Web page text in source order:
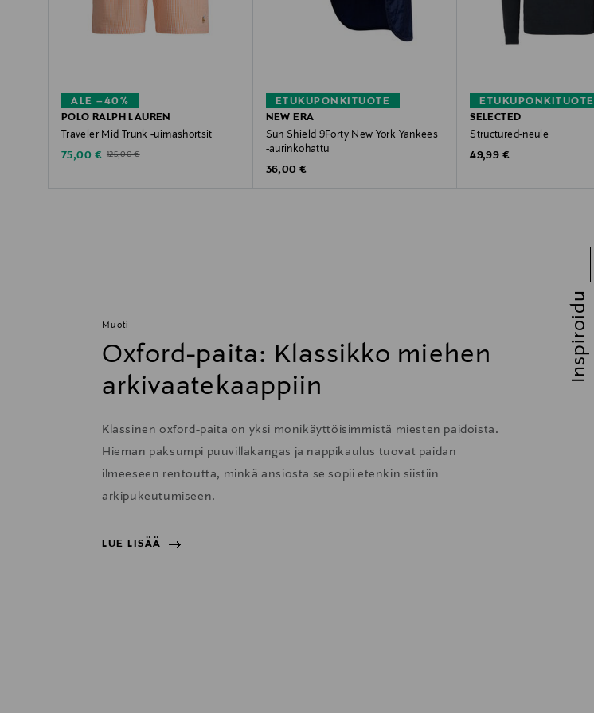
ALE –40%
POLO RALPH LAUREN
Traveler Mid Trunk -uimashortsit
Discounted Price
75,00 € Original Price
125,00 €
ETUKUPONKITUOTE
NEW ERA
Sun Shield 9Forty New York Yankees
-aurinkohattu
Original Price
36,00 €
ETUKUPONKITUOTE
SELECTED
Structured-neule
Original Price
49,99 €
Muoti
Oxford-paita: Klassikko miehen
arkivaatekaappiin
Klassinen oxford-paita on yksi monikäyttöisimmistä miesten paidoista.
Hieman paksumpi puuvillakangas ja nappikaulus tuovat paidan
ilmeeseen rentoutta, minkä ansiosta se sopii etenkin siistiin
arkipukeutumiseen.
LUE LISÄÄ
Inspiroidu